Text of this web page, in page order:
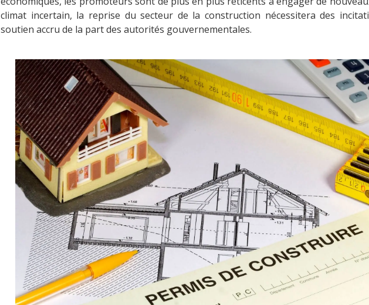
climat incertain, la reprise du secteur de la construction nécessitera des
soutien accru de la part des autorités gouvernementales.